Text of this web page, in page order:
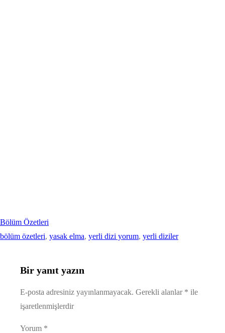
Bölüm Özetleri
bölüm özetleri, yasak elma, yerli dizi yorum, yerli diziler
Bir yanıt yazın
E-posta adresiniz yayınlanmayacak. Gerekli alanlar * ile
işaretlenmişlerdir
Yorum *